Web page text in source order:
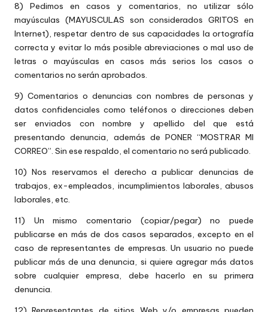
8) Pedimos en casos y comentarios, no utilizar sólo
mayúsculas (MAYUSCULAS son considerados GRITOS en
Internet), respetar dentro de sus capacidades la ortografía
correcta y evitar lo más posible abreviaciones o mal uso de
letras o mayúsculas en casos más serios los casos o
comentarios no serán aprobados.
9) Comentarios o denuncias con nombres de personas y
datos confidenciales como teléfonos o direcciones deben
ser enviados con nombre y apellido del que está
presentando denuncia, además de PONER “MOSTRAR MI
CORREO”. Sin ese respaldo, el comentario no será publicado.
10) Nos reservamos el derecho a publicar denuncias de
trabajos, ex-empleados, incumplimientos laborales, abusos
laborales, etc.
11) Un mismo comentario (copiar/pegar) no puede
publicarse en más de dos casos separados, excepto en el
caso de representantes de empresas. Un usuario no puede
publicar más de una denuncia, si quiere agregar más datos
sobre cualquier empresa, debe hacerlo en su primera
denuncia.